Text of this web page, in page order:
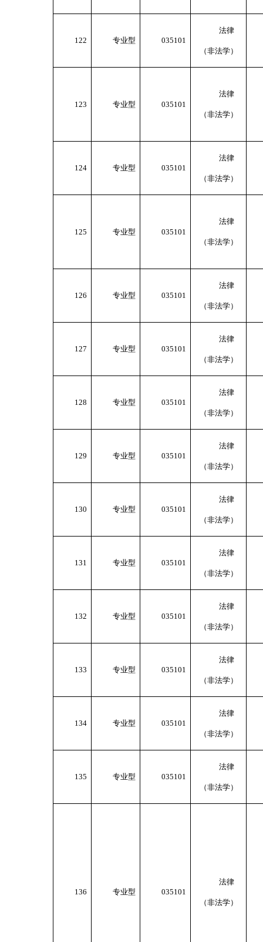
122 专业型 035101
法律
（非法学）
123 专业型 035101
法律
（非法学）
124 专业型 035101
法律
（非法学）
125 专业型 035101
法律
（非法学）
126 专业型 035101
法律
（非法学）
127 专业型 035101
法律
（非法学）
128 专业型 035101
法律
（非法学）
129 专业型 035101
法律
（非法学）
130 专业型 035101
法律
（非法学）
131 专业型 035101
法律
（非法学）
132 专业型 035101
法律
（非法学）
133 专业型 035101
法律
（非法学）
134 专业型 035101
法律
（非法学）
135 专业型 035101
法律
（非法学）
136 专业型 035101
法律
（非法学）